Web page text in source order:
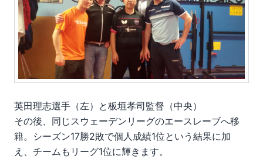
英田理志選手（左）と板垣孝司監督（中央）
その後、同じスウェーデンリーグのエースレーブへ移
籍。シーズン17勝2敗で個人成績1位という結果に加
え、チームもリーグ1位に輝きます。